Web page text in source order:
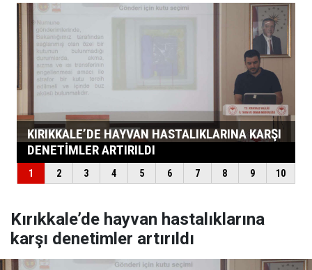
Kırıkkale’de hayvan hastalıklarına
karşı denetimler artırıldı